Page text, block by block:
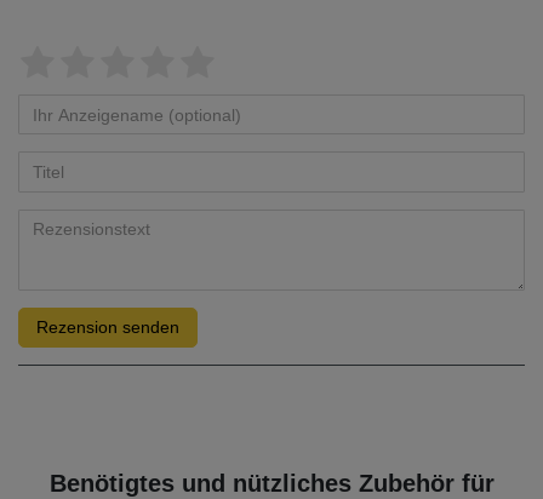
Rezension senden
Benötigtes und nützliches Zubehör für